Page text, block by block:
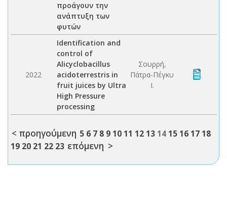
προάγουν την
ανάπτυξη των
φυτών
2022
Identification and
control of
Alicyclobacillus
acidoterrestris in
fruit juices by Ultra
High Pressure
processing
Σουρρή,
Πάτρα-Πέγκυ
Ι.
< προηγούμενη 5 6 7 8 9 10 11 12 13 14 15 16 17 18
19 20 21 22 23 επόμενη >